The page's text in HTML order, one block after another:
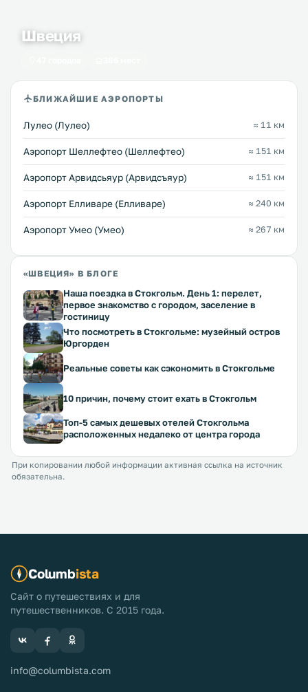
Швеция
БЛИЖАЙШИЕ АЭРОПОРТЫ
Лулео (Лулео) ≈ 11 км
Аэропорт Шеллефтео (Шеллефтео) ≈ 151 км
Аэропорт Арвидсьяур (Арвидсъяур) ≈ 151 км
Аэропорт Елливаре (Елливаре) ≈ 240 км
Аэропорт Умео (Умео) ≈ 267 км
«ШВЕЦИЯ» В БЛОГЕ
Наша поездка в Стокгольм. День 1: перелет,
первое знакомство с городом, заселение в
гостиницу
Что посмотреть в Стокгольме: музейный остров
Юргорден
Реальные советы как сэкономить в Стокгольме
10 причин, почему стоит ехать в Стокгольм
Топ-5 самых дешевых отелей Стокгольма
расположенных недалеко от центра города
При копировании любой информации активная ссылка на источник
обязательна.
Columbista
Сайт о путешествиях и для
путешественников. С 2015 года.
info@columbista.com